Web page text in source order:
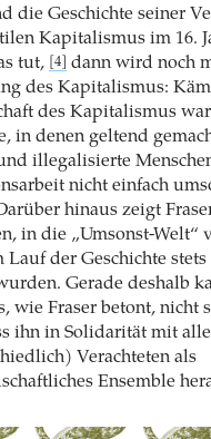
die Geschichte seiner
Kapitalismus im 16.
tut,
[4]
dann wird noch
des Kapitalismus:
des Kapitalismus
in denen geltend
illegalisierte
nicht einfach
hinaus zeigt
in die „Umsonst-Welt“
Lauf der Geschichte
Gerade deshalb
wie Fraser betont, nicht
ihn in Solidarität mit
Verachteten als
Ensemble